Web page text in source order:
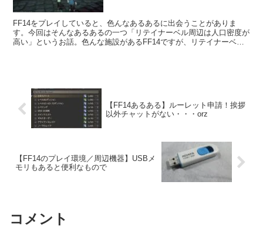
FF14をプレイしていると、色んなあるあるに出会うことがありま
す。今回はそんなあるあるの一つ「リテイナーベル周辺は人口密度が
高い」というお話。色んな施設があるFF14ですが、リテイナーベル
【FF14あるある】ルーレット申請！挨拶
以外チャットがない・・・orz
【FF14のプレイ環境／周辺機器】USBメ
モリもあると便利なもので
コメント